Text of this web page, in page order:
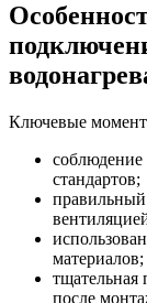
Ключевые
соблюдение
стандартов;
материалов;
тщательная
после